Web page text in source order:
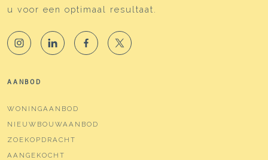
u voor een optimaal resultaat.
AANBOD
WONINGAANBOD
NIEUWBOUWAANBOD
ZOEKOPDRACHT
AANGEKOCHT